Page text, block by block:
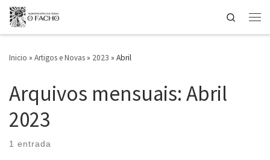
Saltar ao contido
Search
Inicio » Artigos e Novas » 2023 » Abril
Arquivos mensuais: Abril
2023
1 entrada